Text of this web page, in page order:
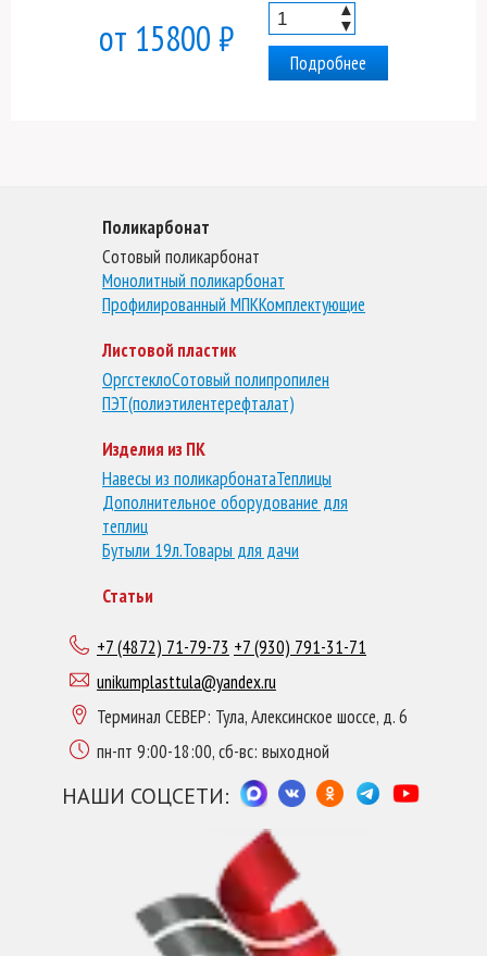
от 15800 ₽
▲
▼
Подробнее
Поликарбонат
Сотовый поликарбонат
Монолитный поликарбонат
Профилированный МПККомплектующие
Листовой пластик
ОргстеклоСотовый полипропилен
ПЭТ(полиэтилентерефталат)
Изделия из ПК
Навесы из поликарбонатаТеплицы
Дополнительное оборудование для
теплиц
Бутыли 19л.Товары для дачи
Статьи
+7 (4872) 71-79-73 +7 (930) 791-31-71
unikumplasttula@yandex.ru
Терминал СЕВЕР: Тула, Алексинское шоссе, д. 6
пн-пт 9:00-18:00, сб-вс: выходной
НАШИ СОЦСЕТИ: